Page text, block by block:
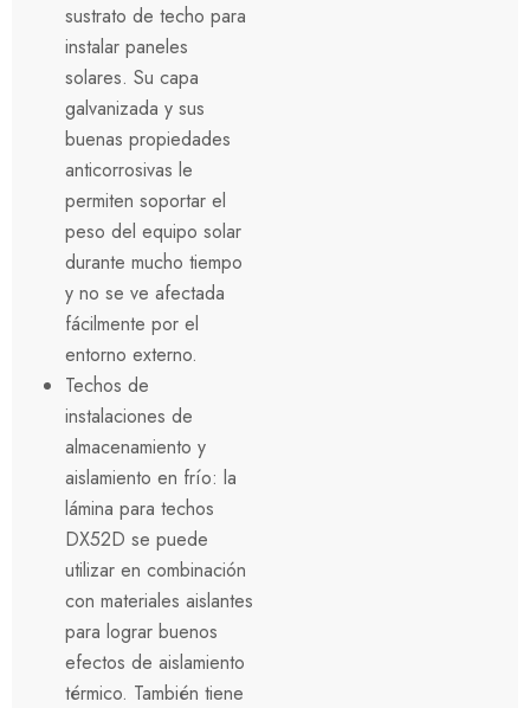
sustrato de techo para
instalar paneles
solares. Su capa
galvanizada y sus
buenas propiedades
anticorrosivas le
permiten soportar el
peso del equipo solar
durante mucho tiempo
y no se ve afectada
fácilmente por el
entorno externo.
Techos de
instalaciones de
almacenamiento y
aislamiento en frío: la
lámina para techos
DX52D se puede
utilizar en combinación
con materiales aislantes
para lograr buenos
efectos de aislamiento
térmico. También tiene